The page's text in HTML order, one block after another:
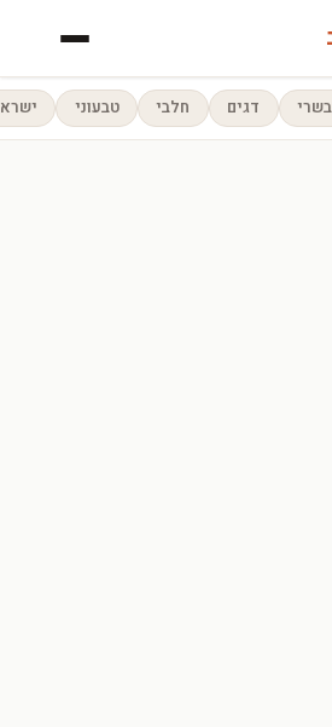
בשרי דגים חלבי טבעוני